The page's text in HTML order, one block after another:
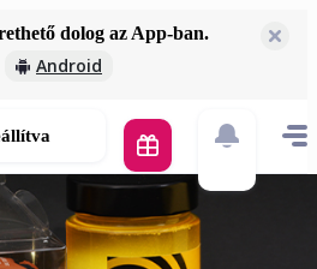
dolog az App-ban.
Android
🚀
30-50 perc